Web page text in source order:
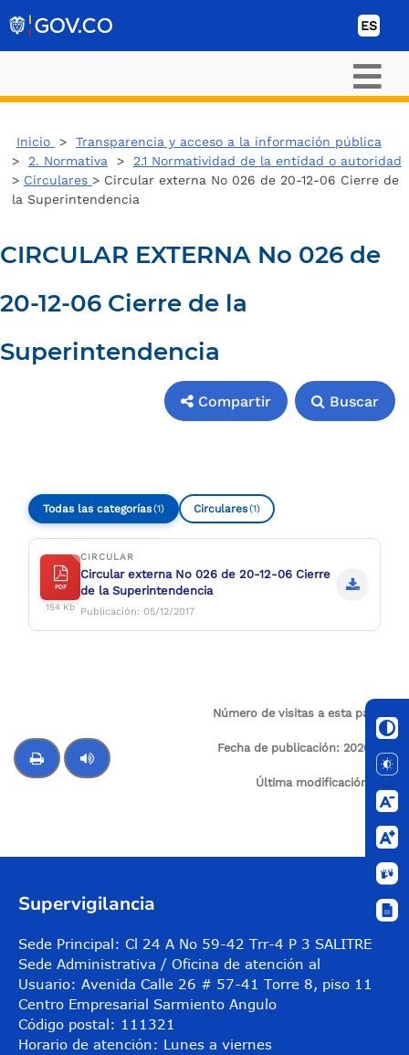
ES
Inicio > Transparencia y acceso a la información pública
> 2. Normativa > 2.1 Normatividad de la entidad o autoridad
> Circulares > Circular externa No 026 de 20-12-06 Cierre de
la Superintendencia
CIRCULAR EXTERNA No 026 de
20-12-06 Cierre de la
Superintendencia
Compartir Buscar
Todas las categorías(1) Circulares(1)
PDF
154 Kb
CIRCULAR
Circular externa No 026 de 20-12-06 Cierre
de la Superintendencia
Publicación: 05/12/2017
Número de visitas a esta página:
6
Fecha de publicación: 2026-01-
03
Última modificación:
Supervigilancia
Sede Principal: Cl 24 A No 59-42 Trr-4 P 3 SALITRE
Sede Administrativa / Oficina de atención al
Usuario: Avenida Calle 26 # 57-41 Torre 8, piso 11
Centro Empresarial Sarmiento Angulo
Código postal: 111321
Horario de atención: Lunes a viernes